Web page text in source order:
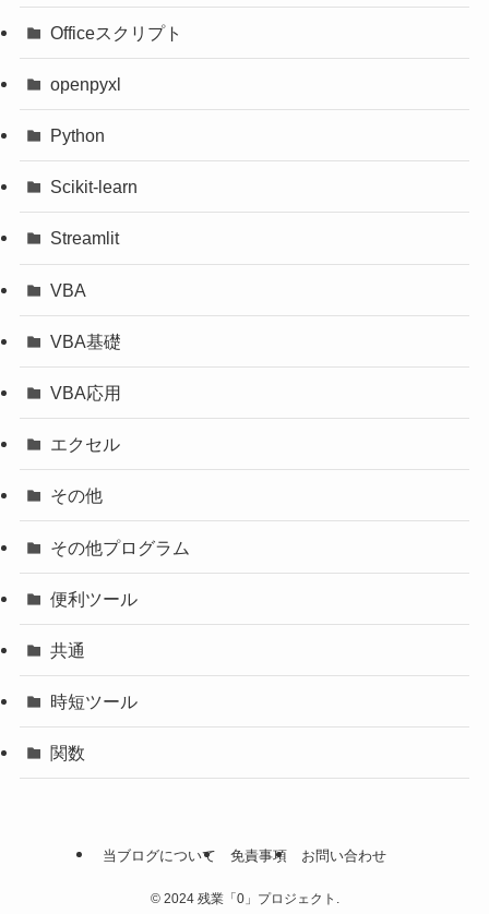
Officeスクリプト
openpyxl
Python
Scikit-learn
Streamlit
VBA
VBA基礎
VBA応用
エクセル
その他
その他プログラム
便利ツール
共通
時短ツール
関数
当ブログについて 免責事項 お問い合わせ
©2024 残業「0」プロジェクト.